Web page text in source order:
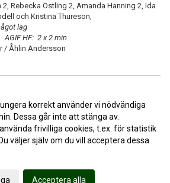
Rebecka Östling 2, Amanda Hanning 2, Ida
och Kristina Thureson,
lag
HF: 2 x 2 min
/ Åhlin Andersson
Webbversion
korrekt använder vi nödvändiga
Dessa går inte att stänga av.
frivilliga cookies, t.ex. för statistik
väljer själv om du vill acceptera dessa.
Acceptera alla